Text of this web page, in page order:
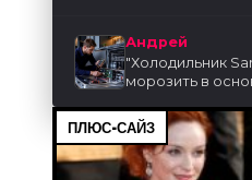
Андрей
"Холодильник
морозить в
ПЛЮС-САЙЗ